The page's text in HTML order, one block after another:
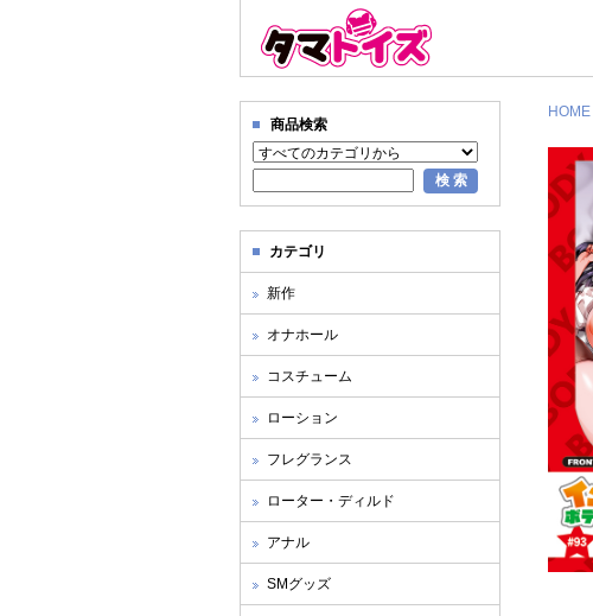
HOME
商品検索
カテゴリ
新作
オナホール
コスチューム
ローション
フレグランス
ローター・ディルド
アナル
SMグッズ